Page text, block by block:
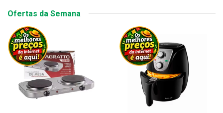
Ofertas da Semana